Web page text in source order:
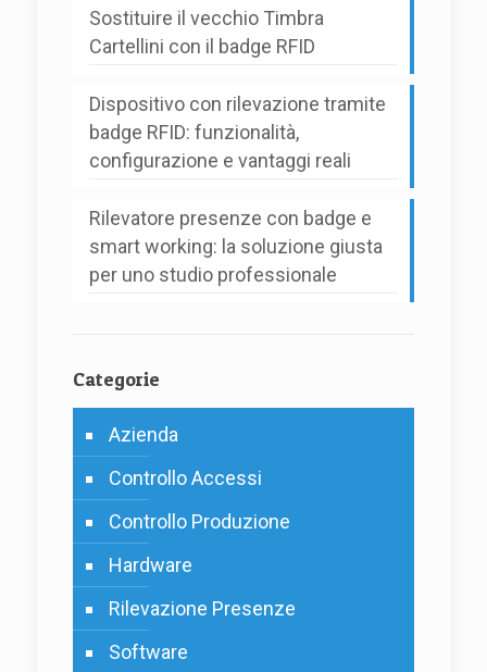
Sostituire il vecchio Timbra
Cartellini con il badge RFID
Dispositivo con rilevazione tramite
badge RFID: funzionalità,
configurazione e vantaggi reali
Rilevatore presenze con badge e
smart working: la soluzione giusta
per uno studio professionale
Categorie
Azienda
Controllo Accessi
Controllo Produzione
Hardware
Rilevazione Presenze
Software